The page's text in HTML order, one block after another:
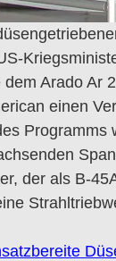
Arado
einen
der als B-